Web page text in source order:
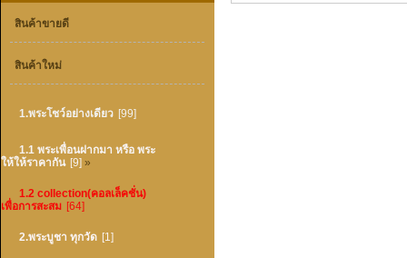
สินค้าขายดี
สินค้าใหม่
1.พระโชว์อย่างเดียว [99]
1.1 พระเพื่อนฝากมา หรือ พระ
ให้ให้ราคากัน [9] »
1.2 collection(คอลเล็คชั่น)
เพื่อการสะสม [64]
2.พระบูชา ทุกวัด [1]